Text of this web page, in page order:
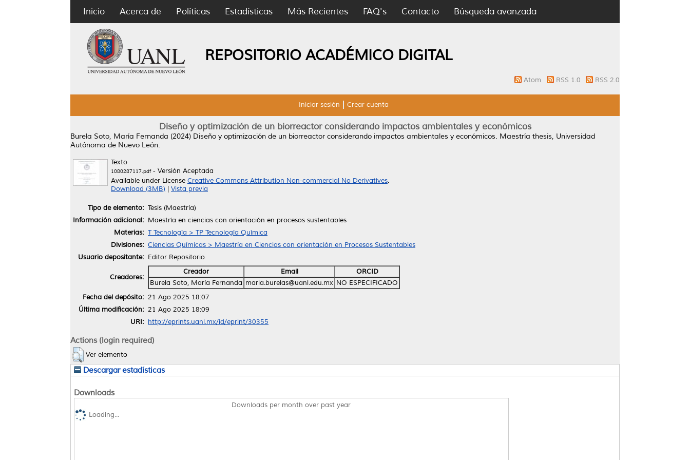
Inicio Acerca de Políticas Estadísticas Más Recientes FAQ's Contacto Búsqueda avanzada
REPOSITORIO ACADÉMICO DIGITAL
Atom RSS 1.0 RSS 2.0
Iniciar sesión Crear cuenta
Diseño y optimización de un biorreactor considerando impactos ambientales y económicos
Burela Soto, María Fernanda (2024) Diseño y optimización de un biorreactor considerando impactos ambientales y económicos. Maestría thesis, Universidad
Autónoma de Nuevo León.
Texto
1080287117.pdf- Versión Aceptada
Available under License Creative Commons Attribution Non-commercial No Derivatives.
Download (3MB)
Vista previa
Tipo de elemento: Tesis (Maestría)
Información adicional: Maestría en ciencias con orientación en procesos sustentables
Materias: T Tecnología > TP Tecnología Química
Divisiones: Ciencias Químicas > Maestría en Ciencias con orientación en Procesos Sustentables
Usuario depositante: Editor Repositorio
Creadores:
Creador Email
ORCID
Burela Soto, María Fernanda maria.burelas@uanl.edu.mx NO ESPECIFICADO
Fecha del depósito: 21 Ago 2025 18:07
Última modificación: 21 Ago 2025 18:09
URI: http://eprints.uanl.mx/id/eprint/30355
Actions (login required)
Ver elemento
Descargar estadísticas
Downloads
Downloads per month over past year
Loading...